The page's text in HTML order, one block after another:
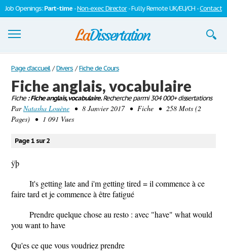
Job Openings:Part-time -Non-exec Director- Fully Remote UK/EU/CH -Contact
Dissertations
S'inscrire
Se connecter
Page d'accueil / Divers / Fiche de Cours
Fiche anglais, vocabulaire
Fiche: Fiche anglais, vocabulaire.Recherche parmi 304 000+ dissertations
ParNatasha Louène • 8 Janvier 2017 • Fiche • 258 Mots (2
Pages) • 1 091 Vues
Page 1 sur 2
ÿþ
It's getting late and i'm getting tired = il commence à ce
faire tard et je commence à être fatigué
Prendre quelque chose au resto : avec "have" what would
you want to have
Qu'es ce que vous voudriez prendre